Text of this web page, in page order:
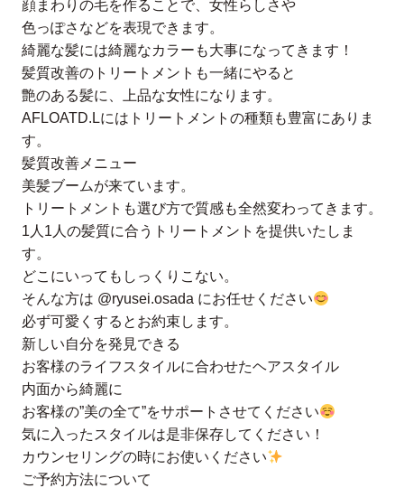
顔まわりの毛を作ることで、女性らしさや
色っぽさなどを表現できます。
綺麗な髪には綺麗なカラーも大事になってきます！
髪質改善のトリートメントも一緒にやると
艶のある髪に、上品な女性になります。
AFLOATD.Lにはトリートメントの種類も豊富にありま
す。
髪質改善メニュー
美髪ブームが来ています。
トリートメントも選び方で質感も全然変わってきます。
1人1人の髪質に合うトリートメントを提供いたしま
す。
どこにいってもしっくりこない。
そんな方は @ryusei.osada にお任せください
必ず可愛くするとお約束します。
新しい自分を発見できる
お客様のライフスタイルに合わせたヘアスタイル
内面から綺麗に
お客様の”美の全て”をサポートさせてください
気に入ったスタイルは是非保存してください！
カウンセリングの時にお使いください
ご予約方法について